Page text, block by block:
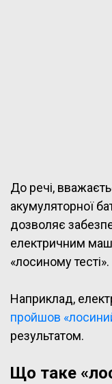
До речі,
акумуляторної
дозволяє
електричним
«лосиному тесті».
Наприклад,
пройшов
результатом.
Що таке